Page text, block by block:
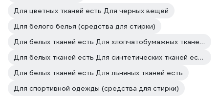
Для цветных тканей есть Для черных вещей
Для белого белья (средства для стирки)
Для белых тканей есть Для хлопчатобумажных тканей есть
Для белых тканей есть Для синтетических тканей есть
Для белых тканей есть Для льняных тканей есть
Для спортивной одежды (средства для стирки)